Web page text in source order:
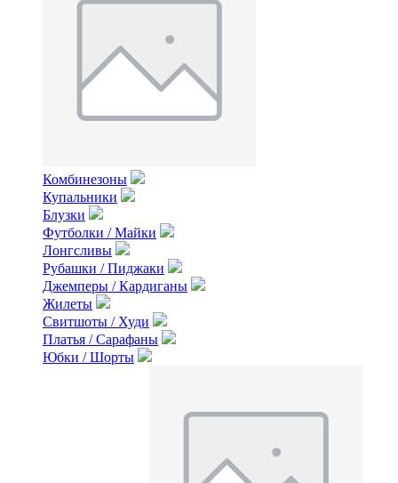
Комбинезоны
Купальники
Блузки
Футболки / Майки
Лонгсливы
Рубашки / Пиджаки
Джемперы / Кардиганы
Жилеты
Свитшоты / Худи
Платья / Сарафаны
Юбки / Шорты